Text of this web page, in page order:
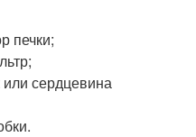
печки;
или сердцевина